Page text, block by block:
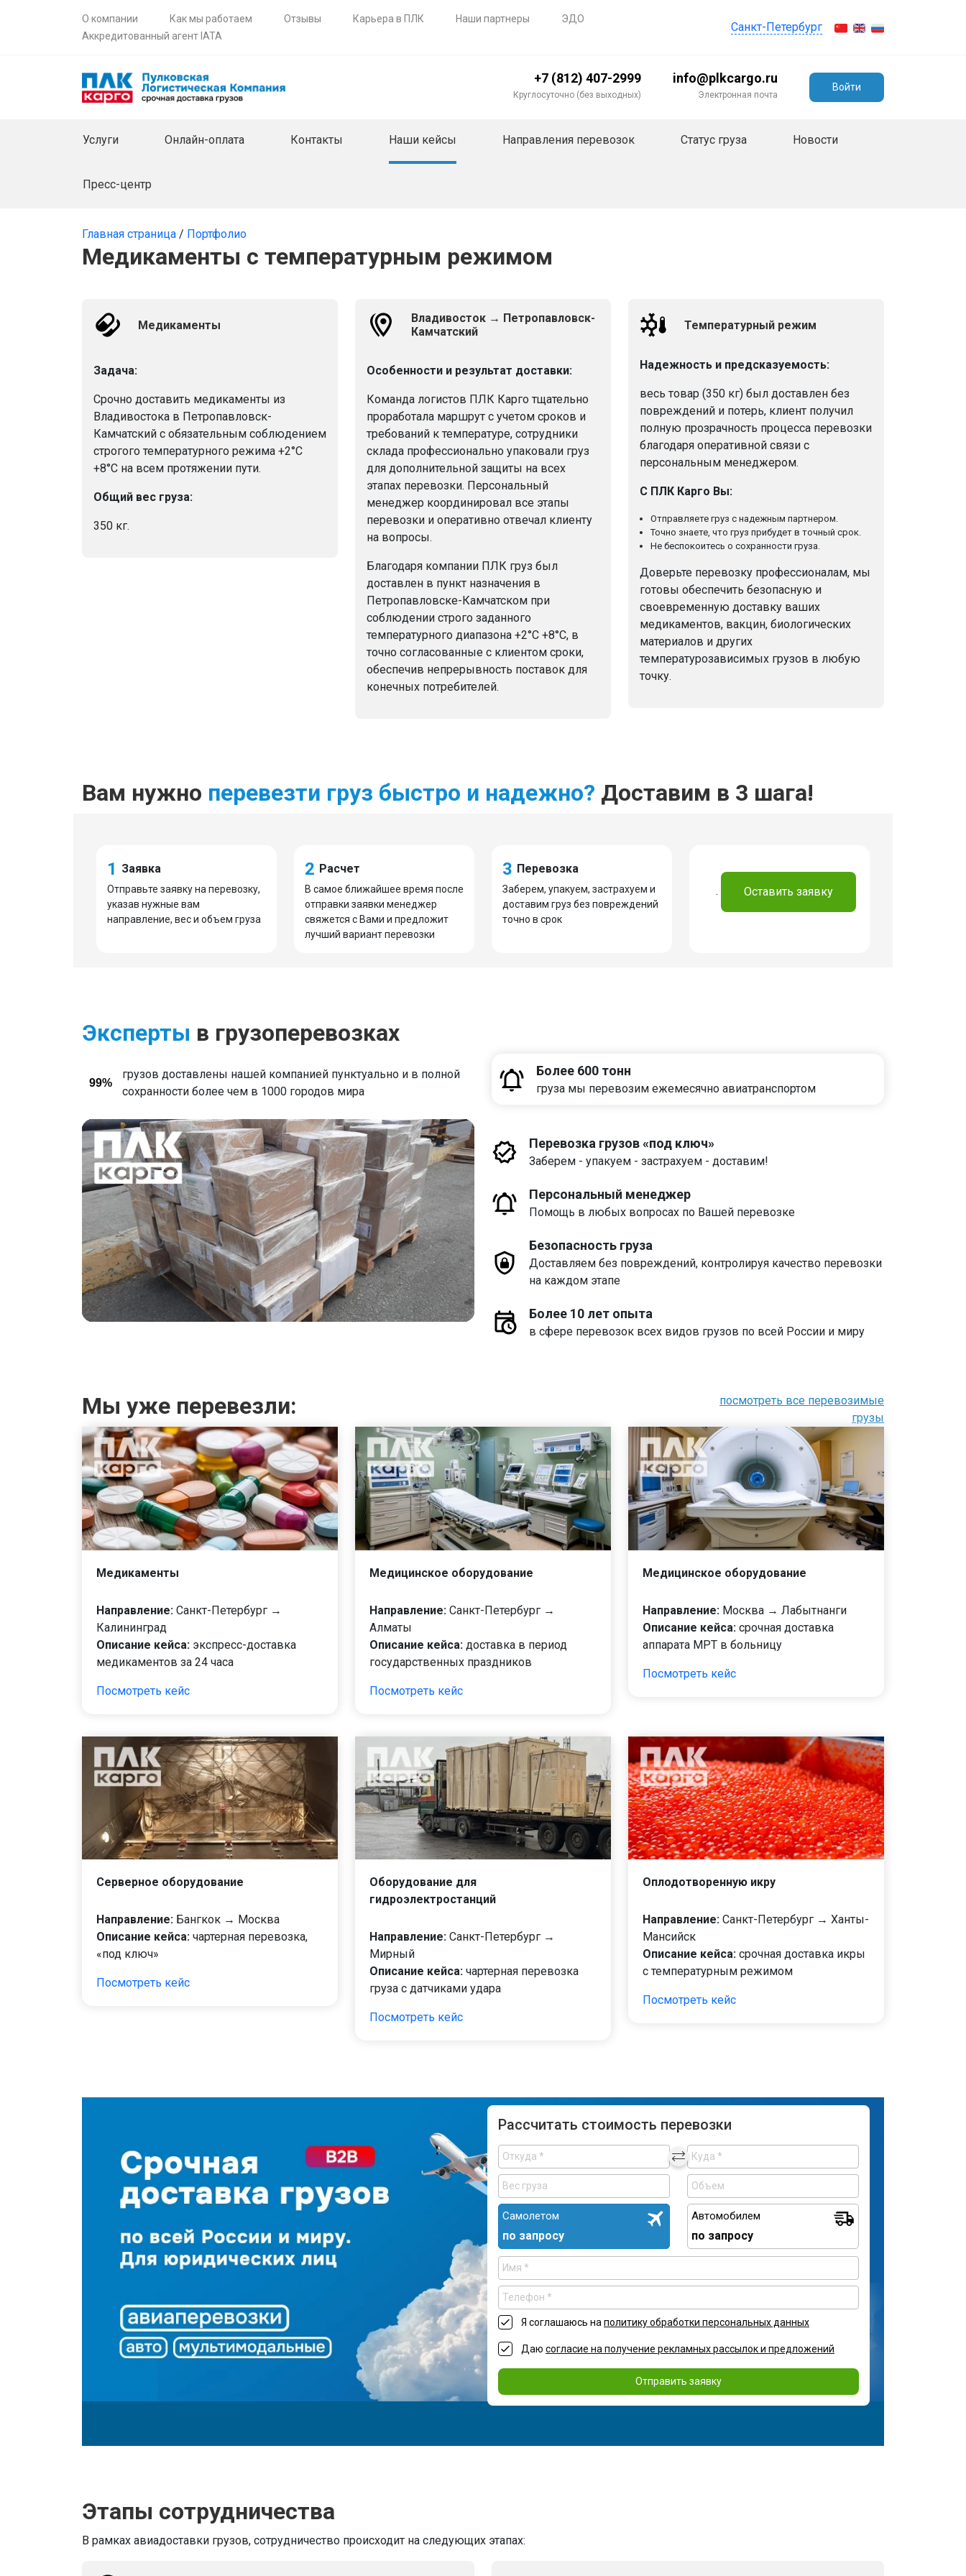
О компании Как мы работаем Отзывы Карьера в ПЛК Наши партнеры
ЭДО
Аккредитованный агент IATA
Санкт-Петербург
+7 (812) 407-2999
Круглосуточно (без выходных)
info@plkcargo.ru
Электронная почта
Войти
Услуги Онлайн-оплата Контакты Наши кейсы Направления перевозок Статус груза Новости
Пресс-центр
Главная страница / Портфолио
Медикаменты с температурным режимом
Медикаменты
Задача:
Срочно доставить медикаменты из
Владивостока в Петропавловск-
Камчатский с обязательным соблюдением
строгого температурного режима +2°C
+8°C на всем протяжении пути.
Общий вес груза:
350 кг.
Владивосток → Петропавловск-
Камчатский
Особенности и результат доставки:
Команда логистов ПЛК Карго тщательно
проработала маршрут с учетом сроков и
требований к температуре, сотрудники
склада профессионально упаковали груз
для дополнительной защиты на всех
этапах перевозки. Персональный
менеджер координировал все этапы
перевозки и оперативно отвечал клиенту
на вопросы.
Благодаря компании ПЛК груз был
доставлен в пункт назначения в
Петропавловске-Камчатском при
соблюдении строго заданного
температурного диапазона +2°C +8°C, в
точно согласованные с клиентом сроки,
обеспечив непрерывность поставок для
конечных потребителей.
Температурный режим
Надежность и предсказуемость:
весь товар (350 кг) был доставлен без
повреждений и потерь, клиент получил
полную прозрачность процесса перевозки
благодаря оперативной связи с
персональным менеджером.
С ПЛК Карго Вы:
Отправляете груз с надежным партнером.
Точно знаете, что груз прибудет в точный срок.
Не беспокоитесь о сохранности груза.
Доверьте перевозку профессионалам, мы
готовы обеспечить безопасную и
своевременную доставку ваших
медикаментов, вакцин, биологических
материалов и других
температурозависимых грузов в любую
точку.
Вам нужно перевезти груз быстро и надежно? Доставим в 3 шага!
1 Заявка
Отправьте заявку на перевозку,
указав нужные вам
направление, вес и объем груза
2 Расчет
В самое ближайшее время после
отправки заявки менеджер
свяжется с Вами и предложит
лучший вариант перевозки
3 Перевозка
Заберем, упакуем, застрахуем и
доставим груз без повреждений
точно в срок
. Оставить заявку
Эксперты в грузоперевозках
99%
грузов доставлены нашей компанией пунктуально и в полной
сохранности более чем в 1000 городов мира
Более 600 тонн
груза мы перевозим ежемесячно авиатранспортом
Перевозка грузов «под ключ»
Заберем - упакуем - застрахуем - доставим!
Персональный менеджер
Помощь в любых вопросах по Вашей перевозке
Безопасность груза
Доставляем без повреждений, контролируя качество перевозки
на каждом этапе
Более 10 лет опыта
в сфере перевозок всех видов грузов по всей России и миру
Мы уже перевезли:
посмотреть все перевозимые
грузы
Медикаменты
Направление: Санкт-Петербург →
Калининград
Описание кейса: экспресс-доставка
медикаментов за 24 часа
Посмотреть кейс
Медицинское оборудование
Направление: Санкт-Петербург →
Алматы
Описание кейса: доставка в период
государственных праздников
Посмотреть кейс
Медицинское оборудование
Направление: Москва → Лабытнанги
Описание кейса: срочная доставка
аппарата МРТ в больницу
Посмотреть кейс
Серверное оборудование
Направление: Бангкок → Москва
Описание кейса: чартерная перевозка,
«под ключ»
Посмотреть кейс
Оборудование для
гидроэлектростанций
Направление: Санкт-Петербург →
Мирный
Описание кейса: чартерная перевозка
груза с датчиками удара
Посмотреть кейс
Оплодотворенную икру
Направление: Санкт-Петербург → Ханты-
Мансийск
Описание кейса: срочная доставка икры
с температурным режимом
Посмотреть кейс
Рассчитать стоимость перевозки
Самолетом
по запросу
Автомобилем
по запросу
Я соглашаюсь на политику обработки персональных данных
Даю согласие на получение рекламных рассылок и предложений
Отправить заявку
Этапы сотрудничества
В рамках авиадоставки грузов, сотрудничество происходит на следующих этапах: